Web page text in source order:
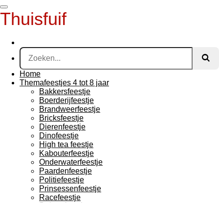
Ga
direct
naar
hoofdinhoud
Thuisfuif
Home
Themafeestjes 4 tot 8 jaar
Bakkersfeestje
Boerderijfeestje
Brandweerfeestje
Bricksfeestje
Dierenfeestje
Dinofeestje
High tea feestje
Kabouterfeestje
Onderwaterfeestje
Paardenfeestje
Politiefeestje
Prinsessenfeestje
Racefeestje